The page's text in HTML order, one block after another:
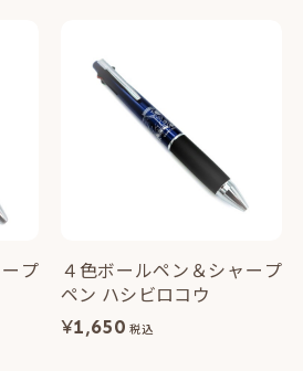
プ
４色ボールペン＆シャープ
ペン ハシビロコウ
¥1,650 税込